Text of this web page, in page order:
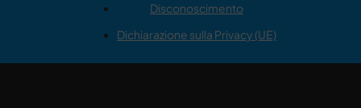
Disconoscimento
Dichiarazione sulla Privacy (UE)